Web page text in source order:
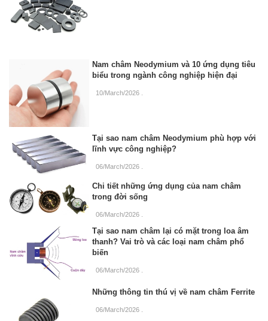
Nam châm Neodymium và 10 ứng dụng tiêu
biểu trong ngành công nghiệp hiện đại
10/March/2026
Tại sao nam châm Neodymium phù hợp với
lĩnh vực công nghiệp?
06/March/2026
Chi tiết những ứng dụng của nam châm
trong đời sống
06/March/2026
Tại sao nam châm lại có mặt trong loa âm
thanh? Vai trò và các loại nam châm phổ
biến
06/March/2026
Những thông tin thú vị về nam châm Ferrite
06/March/2026